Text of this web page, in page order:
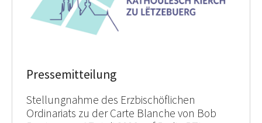
Pressemitteilung
Stellungnahme des Erzbischöflichen
Ordinariats zu der Carte Blanche von Bob